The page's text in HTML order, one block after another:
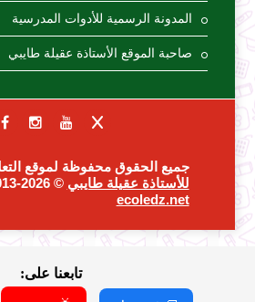
المدونة الرسمية للأدوات المدرسية
صاحبة الموقع الأستاذة عقيلة طايبي
جميع الحقوق محفوظة لموقع
للأستاذة عقيلة طايبي © 2026-2013 |
ecoledz.net
تابعنا على: